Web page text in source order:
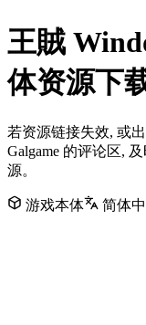
王賊
体资源下
若资源链接失效, 或
Galgame 的评论区,
源。
游戏本体 简体